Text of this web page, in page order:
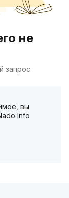
не
запрос
вы
Info